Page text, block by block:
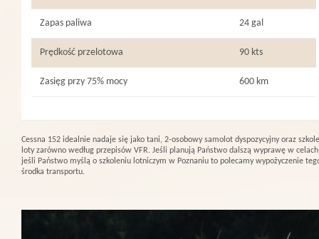
Zapas paliwa 24 gal
Prędkość przelotowa 90 kts
Zasięg przy 75% mocy 600 km
Cessna 152 idealnie nadaje się jako tani, 2-osobowy samolot dyspozycyjny oraz
loty zarówno według przepisów VFR. Jeśli planują Państwo dalszą wyprawę w
jeśli Państwo myślą o szkoleniu lotniczym w Poznaniu to polecamy wypożyczenie
środka transportu.